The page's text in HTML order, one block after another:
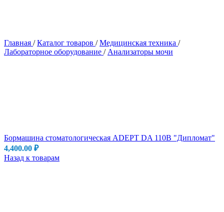
Главная / Каталог товаров / Медицинская техника /
Лабораторное оборудование / Анализаторы мочи
Бормашина стоматологическая ADEPT DA 110B "Дипломат"
4,400.00 ₽
Назад к товарам